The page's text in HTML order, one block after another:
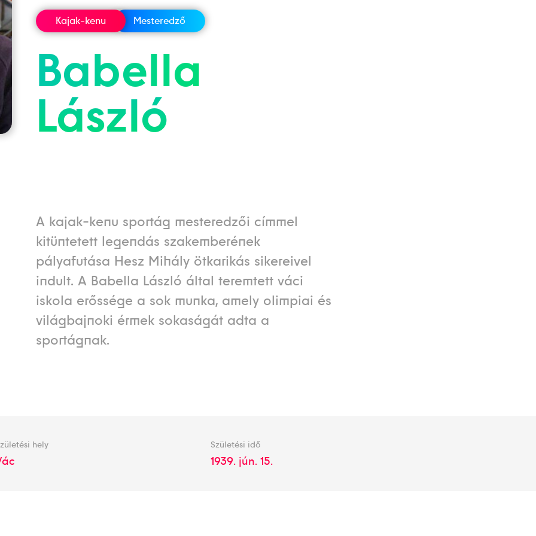
Kajak-kenu Mesteredző
Babella
László
A kajak-kenu sportág mesteredzői címmel
kitüntetett legendás szakemberének
pályafutása Hesz Mihály ötkarikás sikereivel
indult. A Babella László által teremtett váci
iskola erőssége a sok munka, amely olimpiai és
világbajnoki érmek sokaságát adta a
sportágnak.
hely Születési idő
1939. jún. 15.